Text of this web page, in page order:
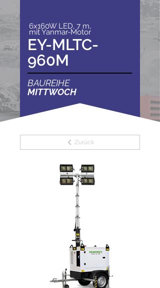
6x160W LED, 7 m,
mit Yanmar-Motor
EY-MLTC-
960M
BAUREIHE
MITTWOCH
Zurück